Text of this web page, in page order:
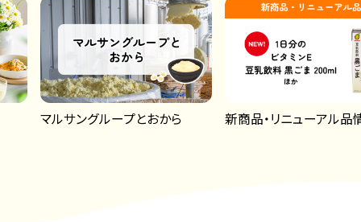
マルサングループとおから 新商品・リニューアル品